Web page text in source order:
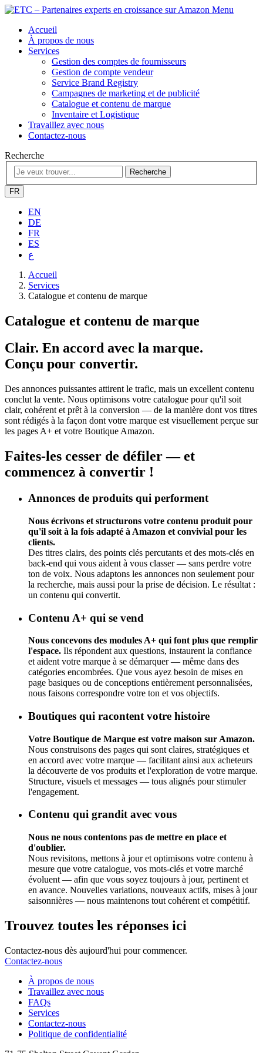
Menu
Accueil
À propos de nous
Services
Gestion des comptes de fournisseurs
Gestion de compte vendeur
Service Brand Registry
Campagnes de marketing et de publicité
Catalogue et contenu de marque
Inventaire et Logistique
Travaillez avec nous
Contactez-nous
Recherche
Recherche
FR
EN
DE
FR
ES
ع
Accueil
Services
Catalogue et contenu de marque
Catalogue et contenu de marque
Clair. En accord avec la marque.
Conçu pour convertir.
Des annonces puissantes attirent le trafic, mais un excellent contenu
conclut la vente. Nous optimisons votre catalogue pour qu'il soit
clair, cohérent et prêt à la conversion — de la manière dont vos titres
sont rédigés à la façon dont votre marque est visuellement perçue sur
les pages A+ et votre Boutique Amazon.
Faites-les cesser de défiler — et
commencez à convertir !
Annonces de produits qui performent
Nous écrivons et structurons votre contenu produit pour
qu'il soit à la fois adapté à Amazon et convivial pour les
clients.
Des titres clairs, des points clés percutants et des mots-clés en
back-end qui vous aident à vous classer — sans perdre votre
ton de voix. Nous adaptons les annonces non seulement pour
la recherche, mais aussi pour la prise de décision. Le résultat :
un contenu qui convertit.
Contenu A+ qui se vend
Nous concevons des modules A+ qui font plus que remplir
l'espace. Ils répondent aux questions, instaurent la confiance
et aident votre marque à se démarquer — même dans des
catégories encombrées. Que vous ayez besoin de mises en
page basiques ou de conceptions entièrement personnalisées,
nous faisons correspondre votre ton et vos objectifs.
Boutiques qui racontent votre histoire
Votre Boutique de Marque est votre maison sur Amazon.
Nous construisons des pages qui sont claires, stratégiques et
en accord avec votre marque — facilitant ainsi aux acheteurs
la découverte de vos produits et l'exploration de votre marque.
Structure, visuels et messages — tous alignés pour stimuler
l'engagement.
Contenu qui grandit avec vous
Nous ne nous contentons pas de mettre en place et
d'oublier.
Nous revisitons, mettons à jour et optimisons votre contenu à
mesure que votre catalogue, vos mots-clés et votre marché
évoluent — afin que vous soyez toujours à jour, pertinent et
en avance. Nouvelles variations, nouveaux actifs, mises à jour
saisonnières — nous maintenons tout cohérent et compétitif.
Trouvez toutes les réponses ici
Contactez-nous dès aujourd'hui pour commencer.
Contactez-nous
À propos de nous
Travaillez avec nous
FAQs
Services
Contactez-nous
Politique de confidentialité